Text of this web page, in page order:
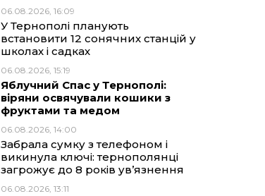
06.08.2026, 16:09
У Тернополі планують
встановити 12 сонячних станцій у
школах і садках
06.08.2026, 15:19
Яблучний Спас у Тернополі:
віряни освячували кошики з
фруктами та медом
06.08.2026, 14:00
Забрала сумку з телефоном і
викинула ключі: тернополянці
загрожує до 8 років ув’язнення
06.08.2026, 13:11